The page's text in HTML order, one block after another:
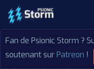
Fan de Psionic Storm ?
soutenant surPatreon !